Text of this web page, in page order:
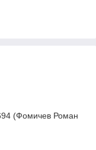
(Фомичев Роман